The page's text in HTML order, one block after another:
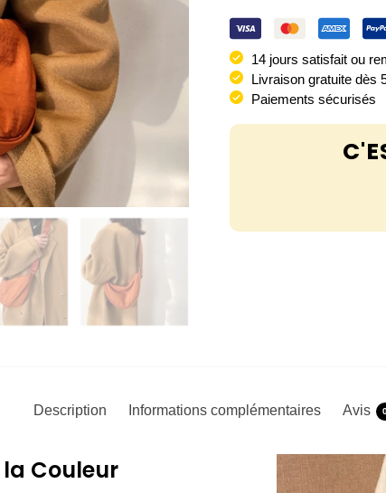
14 jours satisfait ou
Livraison gratuite dès
Paiements sécurisés
Description Informations complémentaires Avis
Couleur